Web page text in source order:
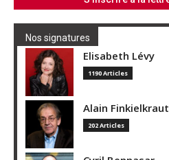
Nos signatures
Elisabeth Lévy
1190 Articles
Alain Finkielkraut
202 Articles